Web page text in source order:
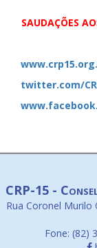
SAUDAÇÕES
w
twitter.com/
CRP-15 -
Rua Coronel Murilo
Fone: (82)